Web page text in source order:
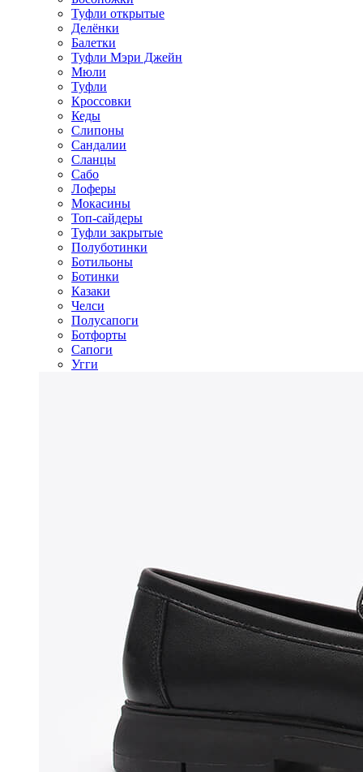
Туфли открытые
Делёнки
Балетки
Туфли Мэри Джейн
Мюли
Туфли
Кроссовки
Кеды
Слипоны
Сандалии
Сланцы
Сабо
Лоферы
Мокасины
Топ-сайдеры
Туфли закрытые
Полуботинки
Ботильоны
Ботинки
Казаки
Челси
Полусапоги
Ботфорты
Сапоги
Угги